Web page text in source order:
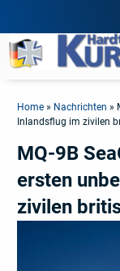
Home » Nachrichten »
Inlandsflug im zivilen
MQ-9B
ersten
zivilen